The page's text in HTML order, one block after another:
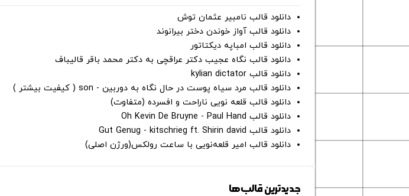
دانلود قالب نامبیر عثمان ‌توش
دانلود قالب آواز خوندن دختر بیرانوند
دانلود قالب امباپه دیکتاتور
دانلود قالب نگاه عجیب دکتر عراقچی به دکتر محمد باقر قالیباف
دانلود قالب kylian dictator
دانلود قالب مرد سیاه پوست در حال نگاه به دوربین - son ( کیفیت بیشتر )
دانلود قالب قلعه نویی ناراحت و افسرده (متفاوت)
دانلود قالب Oh Kevin De Bruyne - Paul Hand
دانلود قالب Gut Genug - kitschrieg ft. Shirin david
دانلود قالب امیر قلعه‌نویی با ساعت رولکس(ورژن اصلی)
جدیدترین قالب‌ها